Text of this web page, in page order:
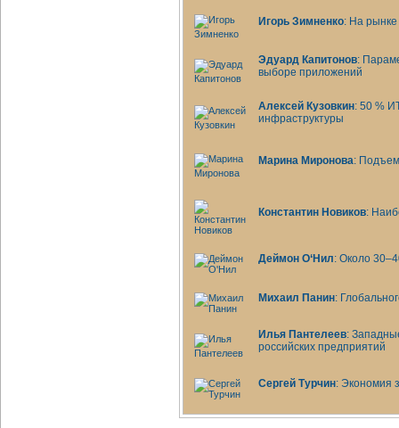
Игорь Зимненко: На рынке
Эдуард Капитонов:
выборе приложений
Алексей Кузовкин: 50 %
инфраструктуры
Марина Миронова:
Константин Новиков:
Деймон О‘Нил: Около
Михаил Панин:
Илья Пантелеев:
российских предприятий
Сергей Турчин: Экономия